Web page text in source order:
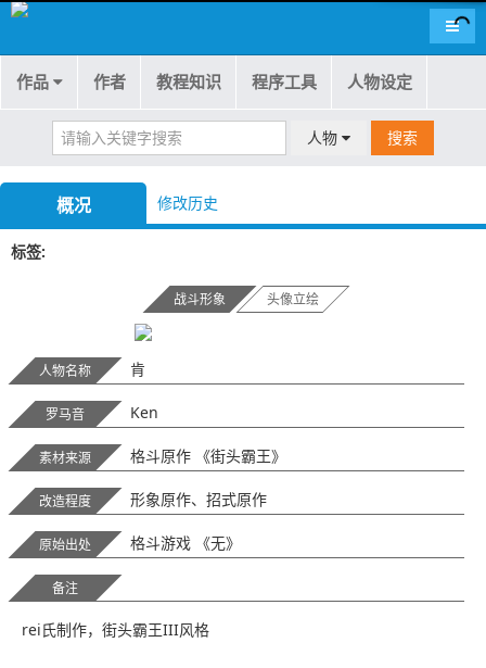
导航
作品 作者 教程知识 程序工具 人物设定
人物 搜索
概况 修改历史
标签
战斗形象 头像立绘
人物名称 肯
罗马音 Ken
素材来源 格斗原作 《街头霸王》
改造程度 形象原作、招式原作
原始出处 格斗游戏 《无》
备注
rei氏制作，街头霸王III风格